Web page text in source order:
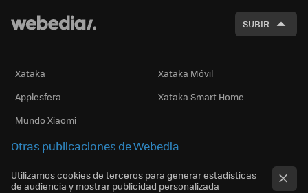
SUBIR
Xataka
Xataka Móvil
Applesfera
Xataka Smart Home
Mundo Xiaomi
Otras publicaciones de Webedia
Utilizamos cookies de terceros para generar estadísticas
de audiencia y mostrar publicidad personalizada